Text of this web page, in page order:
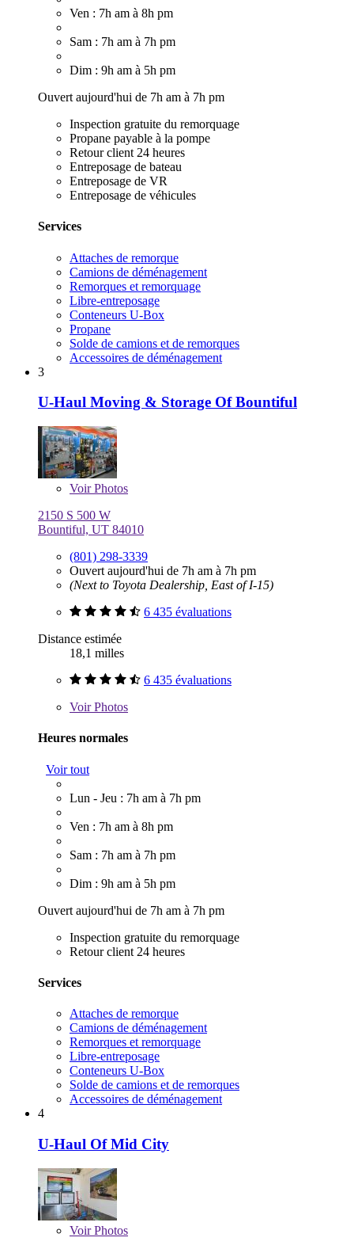
Ven : 7h am à 8h pm
Sam : 7h am à 7h pm
Dim : 9h am à 5h pm
Ouvert aujourd'hui de 7h am à 7h pm
Inspection gratuite du remorquage
Propane payable à la pompe
Retour client 24 heures
Entreposage de bateau
Entreposage de VR
Entreposage de véhicules
Services
Attaches de remorque
Camions de déménagement
Remorques et remorquage
Libre-entreposage
Conteneurs U-Box
Propane
Solde de camions et de remorques
Accessoires de déménagement
3
U-Haul Moving & Storage Of Bountiful
VoirPhotos
2150 S 500 W
Bountiful, UT 84010
(801) 298-3339
Ouvert aujourd'hui de 7h am à 7h pm
(Next to Toyota Dealership, East of I-15)
6 435 évaluations
Distance estimée
18,1 milles
6 435 évaluations
VoirPhotos
Heures normales
Voir tout
Lun - Jeu : 7h am à 7h pm
Ven : 7h am à 8h pm
Sam : 7h am à 7h pm
Dim : 9h am à 5h pm
Ouvert aujourd'hui de 7h am à 7h pm
Inspection gratuite du remorquage
Retour client 24 heures
Services
Attaches de remorque
Camions de déménagement
Remorques et remorquage
Libre-entreposage
Conteneurs U-Box
Solde de camions et de remorques
Accessoires de déménagement
4
U-Haul Of Mid City
VoirPhotos